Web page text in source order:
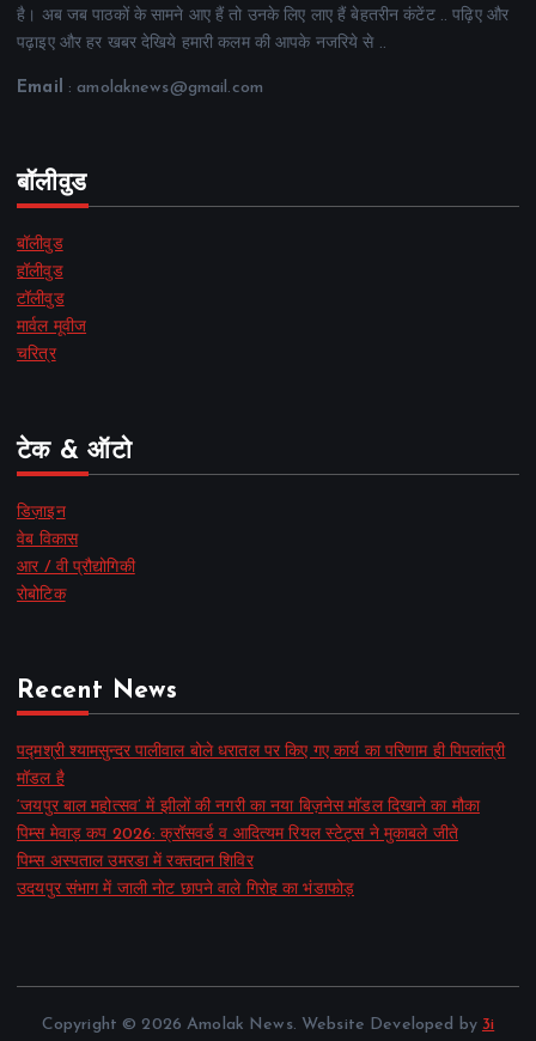
है। अब जब पाठकों के सामने आए हैं तो उनके लिए लाए हैं बेहतरीन कंटेंट .. पढ़िए और
पढ़ाइए और हर खबर देखिये हमारी कलम की आपके नजरिये से ..
Email : amolaknews@gmail.com
बॉलीवुड
बॉलीवुड
हॉलीवुड
टॉलीवुड
मार्वल मूवीज
चरित्र
टेक & ऑटो
डिज़ाइन
वेब विकास
आर / वी प्रौद्योगिकी
रोबोटिक
Recent News
पद्मश्री श्यामसुन्दर पालीवाल बोले धरातल पर किए गए कार्य का परिणाम ही पिपलांत्री
मॉडल है
‘जयपुर बाल महोत्सव’ में झीलों की नगरी का नया बिज़नेस मॉडल दिखाने का मौका
पिम्स मेवाड़ कप 2026: क्रॉसवर्ड व आदित्यम रियल स्टेट्स ने मुकाबले जीते
पिम्स अस्पताल उमरडा में रक्तदान शिविर
उदयपुर संभाग में जाली नोट छापने वाले गिरोह का भंडाफोड़
Copyright © 2026 Amolak News. Website Developed by 3i